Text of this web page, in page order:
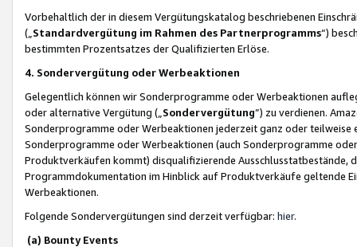
Vorbehaltlich der in diesem Vergütungskatalog beschriebenen
(„ Standardvergütung im Rahmen des Partnerprogramms“)
bestimmten Prozentsatzes der Qualifizierten Erlöse.
4. Sondervergütung oder Werbeaktionen
Gelegentlich können wir Sonderprogramme oder Werbeaktionen
oder alternative Vergütung („ Sondervergütung”) zu verdienen.
Sonderprogramme oder Werbeaktionen jederzeit ganz oder
Sonderprogramme oder Werbeaktionen (auch Sonderprogramme
Produktverkäufen kommt) disqualifizierende Ausschlusstatbestände,
Programmdokumentation im Hinblick auf Produktverkäufe geltende
Werbeaktionen.
Folgende Sondervergütungen sind derzeit verfügbar: hier.
(a) Bounty Events